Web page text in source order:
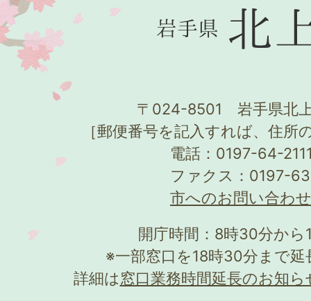
〒024-8501 岩手県北
［郵便番号を記入すれば、住所
電話：0197-64-
ファクス：0197-
市へのお問い合わ
開庁時間：8時30分か
※一部窓口を18時30分まで
詳細は窓口業務時間延長のお知ら